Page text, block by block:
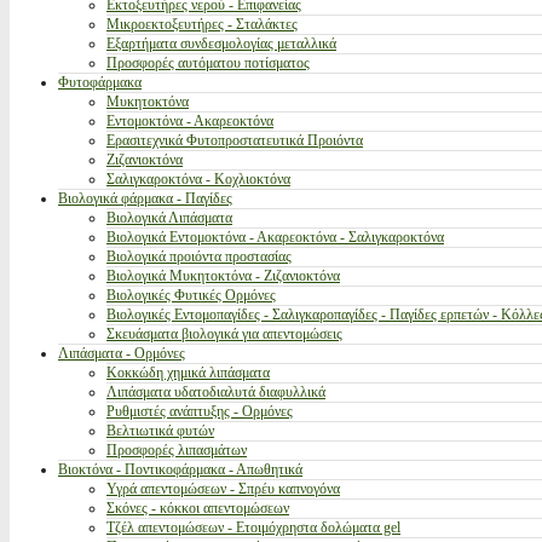
Εκτοξευτήρες νερού - Επιφανείας
Μικροεκτοξευτήρες - Σταλάκτες
Εξαρτήματα συνδεσμολογίας μεταλλικά
Προσφορές αυτόματου ποτίσματος
Φυτοφάρμακα
Μυκητοκτόνα
Εντομοκτόνα - Ακαρεοκτόνα
Ερασιτεχνικά Φυτοπροστατευτικά Προιόντα
Ζιζανιοκτόνα
Σαλιγκαροκτόνα - Κοχλιοκτόνα
Βιολογικά φάρμακα - Παγίδες
Βιολογικά Λιπάσματα
Βιολογικά Εντομοκτόνα - Ακαρεοκτόνα - Σαλιγκαροκτόνα
Βιολογικά προιόντα προστασίας
Βιολογικά Μυκητοκτόνα - Ζιζανιοκτόνα
Βιολογικές Φυτικές Ορμόνες
Βιολογικές Εντομοπαγίδες - Σαλιγκαροπαγίδες - Παγίδες ερπετών -
Σκευάσματα βιολογικά για απεντομώσεις
Λιπάσματα - Ορμόνες
Κοκκώδη χημικά λιπάσματα
Λιπάσματα υδατοδιαλυτά διαφυλλικά
Ρυθμιστές ανάπτυξης - Ορμόνες
Βελτιωτικά φυτών
Προσφορές λιπασμάτων
Βιοκτόνα - Ποντικοφάρμακα - Απωθητικά
Υγρά απεντομώσεων - Σπρέυ καπνογόνα
Σκόνες - κόκκοι απεντομώσεων
Τζέλ απεντομώσεων - Ετοιμόχρηστα δολώματα gel